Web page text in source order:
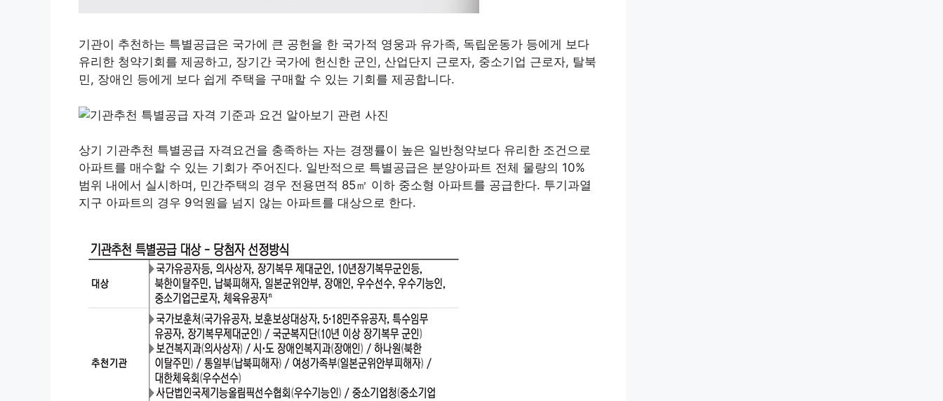
기관이 추천하는 특별공급은 국가에 큰 공헌을 한 국가적 영웅과 유가족, 독립운동가 등에게 보다
유리한 청약기회를 제공하고, 장기간 국가에 헌신한 군인, 산업단지 근로자, 중소기업 근로자, 탈북
민, 장애인 등에게 보다 쉽게 ​​주택을 구매할 수 있는 기회를 제공합니다.
상기 기관추천 특별공급 자격요건을 충족하는 자는 경쟁률이 높은 일반청약보다 유리한 조건으로
아파트를 매수할 수 있는 기회가 주어진다. 일반적으로 특별공급은 분양아파트 전체 물량의 10%
범위 내에서 실시하며, 민간주택의 경우 전용면적 85㎡ 이하 중소형 아파트를 공급한다. 투기과열
지구 아파트의 경우 9억원을 넘지 않는 아파트를 대상으로 한다.